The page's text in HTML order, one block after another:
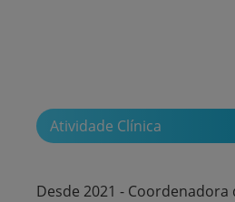
Atividade Clínica
Desde 2021 -